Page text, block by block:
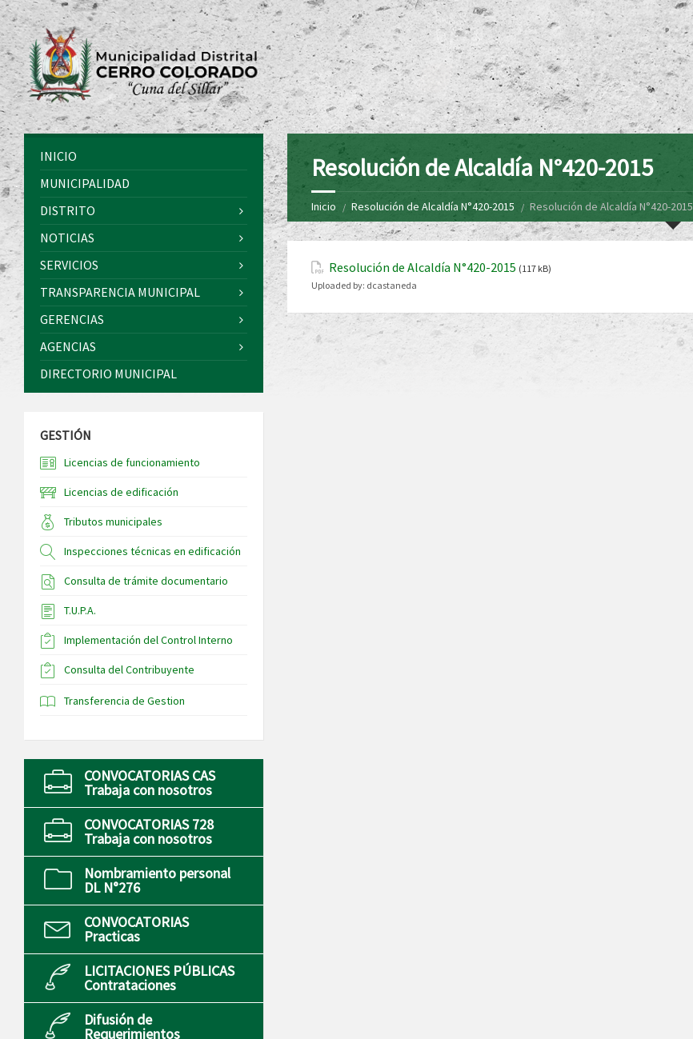
Resolución de Alcaldía N°420-2015
Inicio Resolución de Alcaldía N°420-2015 Resolución de Alcaldía N°420-2015
Resolución de Alcaldía N°420-2015 (117 kB)
Uploaded by: dcastaneda
INICIO
MUNICIPALIDAD
DISTRITO
NOTICIAS
SERVICIOS
TRANSPARENCIA MUNICIPAL
GERENCIAS
AGENCIAS
DIRECTORIO MUNICIPAL
GESTIÓN
Licencias de funcionamiento
Licencias de edificación
Tributos municipales
Inspecciones técnicas en edificación
Consulta de trámite documentario
T.U.P.A.
Implementación del Control Interno
Consulta del Contribuyente
Transferencia de Gestion
CONVOCATORIAS CAS
Trabaja con nosotros
CONVOCATORIAS 728
Trabaja con nosotros
Nombramiento personal
DL N°276
CONVOCATORIAS
Practicas
LICITACIONES PÚBLICAS
Contrataciones
Difusión de
Requerimientos